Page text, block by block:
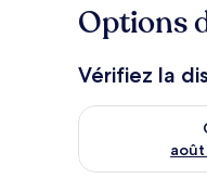
Options
Vérifiez la
août
Vérifier la